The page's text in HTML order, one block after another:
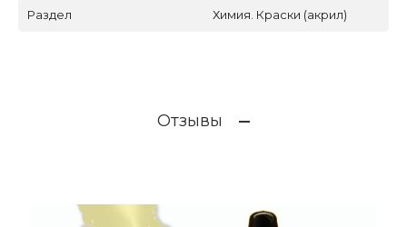
Раздел Химия. Краски (акрил)
Отзывы